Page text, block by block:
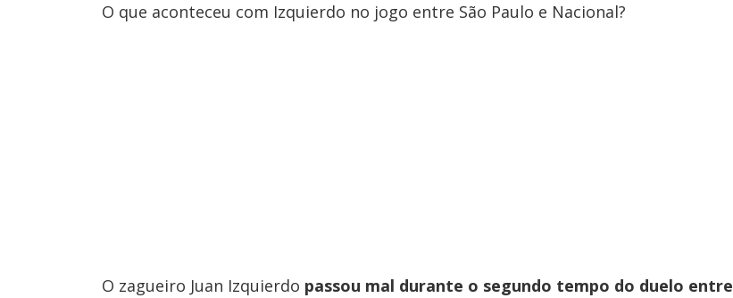
O que aconteceu com Izquierdo no jogo entre São Paulo e Nacional?
O zagueiro Juan Izquierdo passou mal durante o segundo tempo do duelo entre